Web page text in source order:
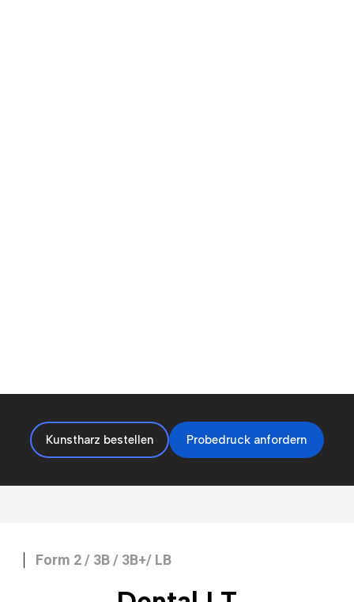
Kunstharz bestellen Probedruck anfordern
Form 2 / 3B / 3B+/ LB